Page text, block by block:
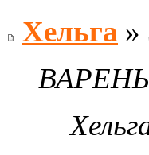
Хельга »